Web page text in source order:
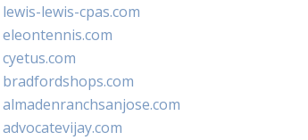
lewis-lewis-cpas.com
eleontennis.com
cyetus.com
bradfordshops.com
almadenranchsanjose.com
advocatevijay.com